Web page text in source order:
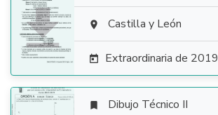
  Castilla y León
 Extraordinaria de 2019
 Dibujo Técnico II